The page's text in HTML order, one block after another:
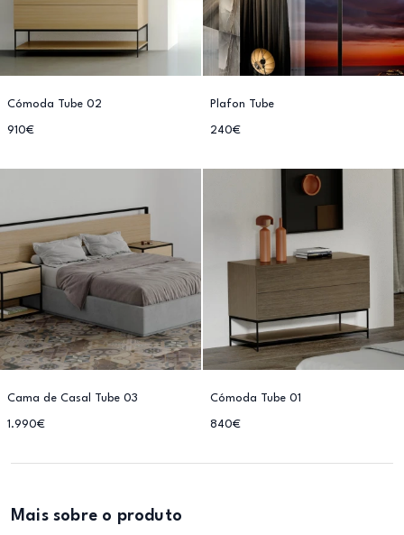
Cómoda Tube 02
910€
Plafon Tube
240€
Cama de Casal Tube 03
1.990€
Cómoda Tube 01
840€
Mais sobre o produto